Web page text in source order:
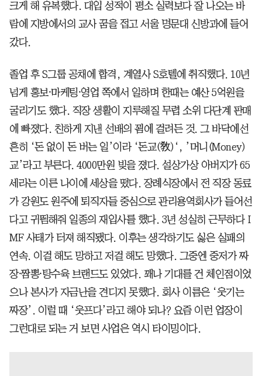
크게 해 유복했다. 대입 성적이 평소 실력보다 잘 나오는 바
람에 지방에서의 교사 꿈을 접고 서울 명문대 신방과에 들어
갔다.
졸업 후 S그룹 공채에 합격, 계열사 S호텔에 취직했다. 10년
넘게 홍보⸱마케팅⸱영업 쪽에서 일하며 한때는 예산 5억원을
굴리기도 했다. 직장 생활이 지루해질 무렵 소위 다단계 판매
에 빠졌다. 친하게 지낸 선배의 꾐에 걸려든 것. 그 바닥에선
흔히 ‘돈 없이 돈 버는 일’이라 ‘돈교(敎)‘, ’머니(Money)
교’라고 부른다. 4000만원 빚을 졌다. 설상가상 아버지가 65
세라는 이른 나이에 세상을 떴다. 장례식장에서 전 직장 동료
가 강원도 원주에 퇴직자들 중심으로 관리용역회사가 들어선
다고 귀띔해줘 일종의 재입사를 했다. 3년 성실히 근무하다 I
MF 사태가 터져 해직됐다. 이후는 생각하기도 싫은 실패의
연속. 이걸 해도 망하고 저걸 해도 망했다. 그중엔 중저가 짜
장⸱짬뽕⸱탕수육 브랜드도 있었다. 꽤나 기대를 건 체인점이었
으나 본사가 자금난을 견디지 못했다. 회사 이름은 ‘웃기는
짜장’. 이럴 때 ‘웃프다’라고 해야 되나? 요즘 이런 업장이
그런대로 되는 거 보면 사업은 역시 타이밍이다.